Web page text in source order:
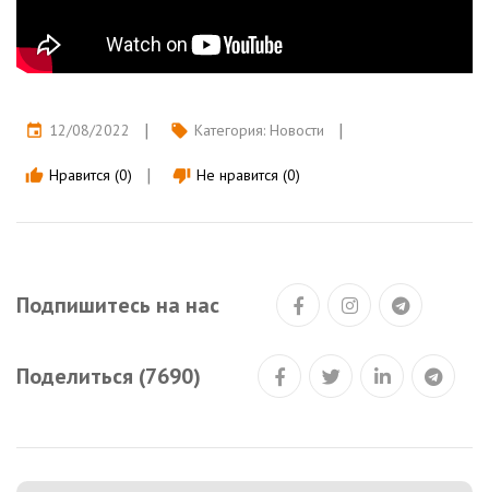
event 12/08/2022 local_offer Категория: Новости
thumb_up Нравится (0) thumb_down Не нравится (0)
Подпишитесь на нас
Поделиться (7690)